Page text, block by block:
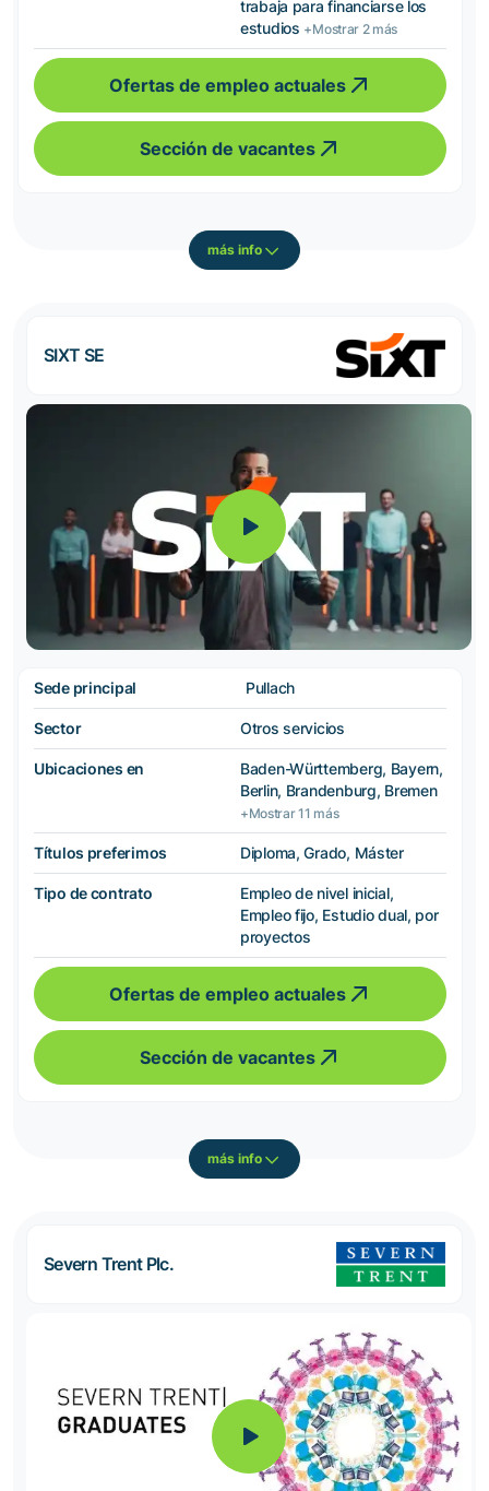
trabaja para financiarse los
estudios +Mostrar 2 más
Ofertas de empleo actuales
Sección de vacantes
más info
SIXT SE
Sede principal Pullach
Sector Otros servicios
Ubicaciones en
Baden-Württemberg, Bayern,
Berlin, Brandenburg, Bremen
+Mostrar 11 más
Títulos preferimos Diploma, Grado, Máster
Tipo de contrato
Empleo de nivel inicial,
Empleo fijo, Estudio dual, por
proyectos
Ofertas de empleo actuales
Sección de vacantes
más info
Severn Trent Plc.